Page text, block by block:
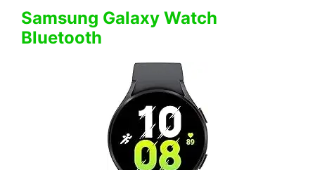
Samsung Galaxy Watch
Bluetooth